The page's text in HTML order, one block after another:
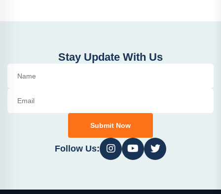
Stay Update With Us
Submit Now
Follow Us: